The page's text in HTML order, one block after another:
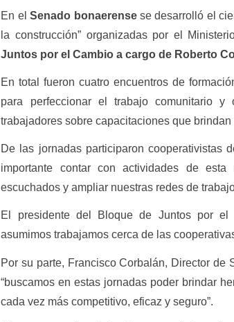
En elSenado bonaerense se desarrolló el
la construcción” organizadas por el
Juntos por el Cambio a cargo de Roberto
En total fueron cuatro encuentros de
para perfeccionar el trabajo comunitario
trabajadores sobre capacitaciones que
De las jornadas participaron cooperativistas
importante contar con actividades de esta
escuchados y ampliar nuestras redes de
El presidente del Bloque de Juntos por el
asumimos trabajamos cerca de las
Por su parte, Francisco Corbalán, Director de
“buscamos en estas jornadas poder brindar
cada vez más competitivo, eficaz y seguro”.